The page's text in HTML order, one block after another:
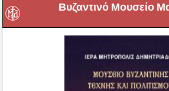
Βυζαντινό Μουσείο